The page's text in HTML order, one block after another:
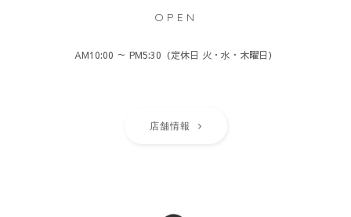
OPEN
AM10:00 ～ PM5:30（定休日 火・水・木曜日）
店舗情報